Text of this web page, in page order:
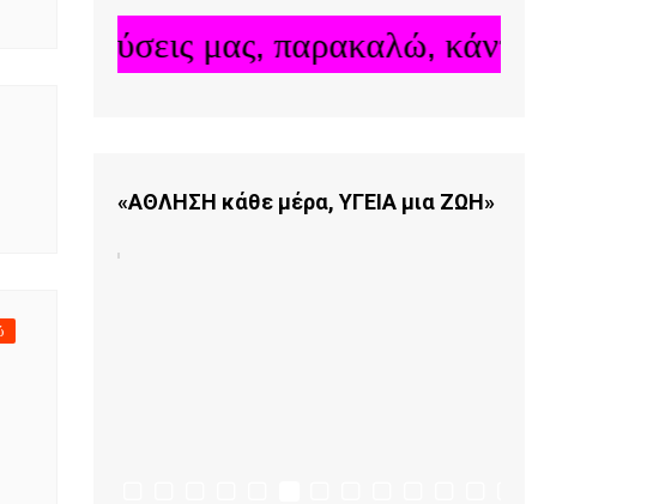
μας, παρακαλώ, κάντε κλικ
«ΑΘΛΗΣΗ κάθε μέρα, ΥΓΕΙΑ μια ΖΩΗ»